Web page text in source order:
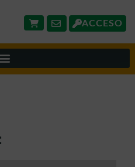
ACCESO